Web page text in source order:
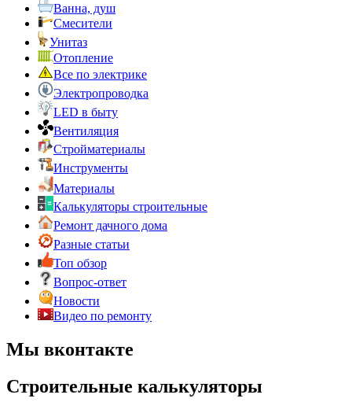
Ванна, душ
Смесители
Унитаз
Отопление
Все по электрике
Электропроводка
LED в быту
Вентиляция
Стройматериалы
Инструменты
Материалы
Калькуляторы строительные
Ремонт дачного дома
Разные статьи
Топ обзор
Вопрос-ответ
Новости
Видео по ремонту
Мы вконтакте
Строительные калькуляторы